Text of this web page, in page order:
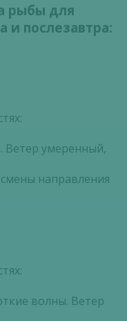
рыбы для
и послезавтра:
Ветер умеренный,
направления
волны. Ветер